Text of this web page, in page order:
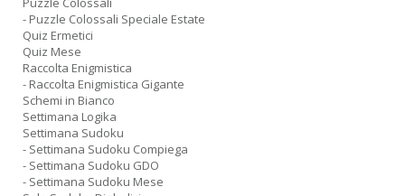
- Puzzle Colossali Speciale Estate
Quiz Ermetici
Quiz Mese
Raccolta Enigmistica
- Raccolta Enigmistica Gigante
Schemi in Bianco
Settimana Logika
Settimana Sudoku
- Settimana Sudoku Compiega
- Settimana Sudoku GDO
- Settimana Sudoku Mese